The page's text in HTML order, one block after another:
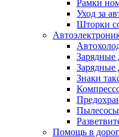
Рамки
Уход за
Шторки
Зарядные
Зарядные
Знаки
Пылесосы
Помощь в